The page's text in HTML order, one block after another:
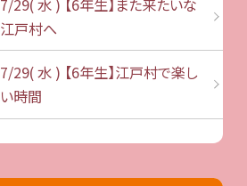
江戸村へ
7/29( 水 ) 【6年生】江戸村で楽し
い時間